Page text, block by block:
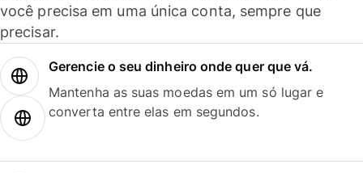
você precisa em uma única conta, sempre que
precisar.
Gerencie o seu dinheiro onde quer que vá.
Mantenha as suas moedas em um só lugar e
converta entre elas em segundos.